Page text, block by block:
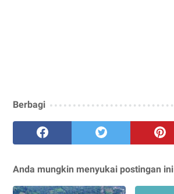
Berbagi
Anda mungkin menyukai postingan ini